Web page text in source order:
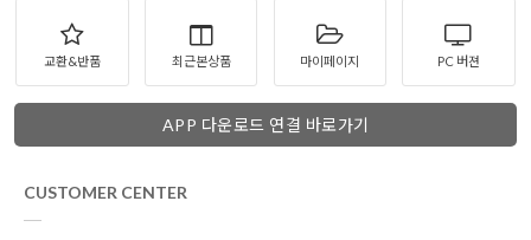
교환&반품 최근본상품 마이페이지 PC 버젼
APP 다운로드 연결 바로가기
CUSTOMER CENTER